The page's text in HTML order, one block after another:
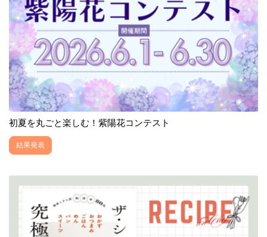
初夏を丸ごと楽しむ！紫陽花コンテスト
結果発表